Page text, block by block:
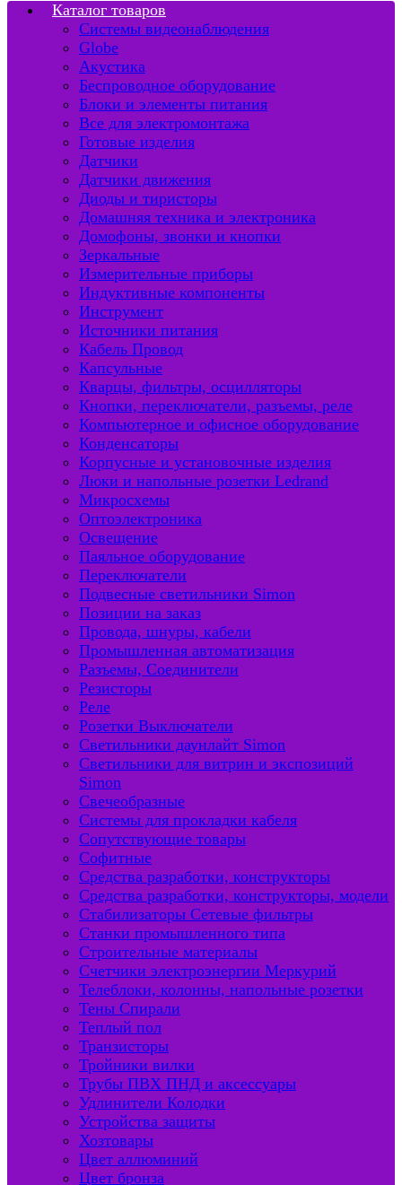
Каталог товаров
Системы видеонаблюдения
Globe
Акустика
Беспроводное оборудование
Блоки и элементы питания
Все для электромонтажа
Готовые изделия
Датчики
Датчики движения
Диоды и тиристоры
Домашняя техника и электроника
Домофоны, звонки и кнопки
Зеркальные
Измерительные приборы
Индуктивные компоненты
Инструмент
Источники питания
Кабель Провод
Капсульные
Кварцы, фильтры, осцилляторы
Кнопки, переключатели, разъемы, реле
Компьютерное и офисное оборудование
Конденсаторы
Корпусные и установочные изделия
Люки и напольные розетки Ledrand
Микросхемы
Оптоэлектроника
Освещение
Паяльное оборудование
Переключатели
Подвесные светильники Simon
Позиции на заказ
Провода, шнуры, кабели
Промышленная автоматизация
Разъемы, Соединители
Резисторы
Реле
Розетки Выключатели
Светильники даунлайт Simon
Светильники для витрин и экспозиций
Simon
Свечеобразные
Системы для прокладки кабеля
Сопутствующие товары
Софитные
Средства разработки, конструкторы
Средства разработки, конструкторы, модели
Стабилизаторы Сетевые фильтры
Станки промышленного типа
Строительные материалы
Счетчики электроэнергии Меркурий
Телеблоки, колонны, напольные розетки
Тены Спирали
Теплый пол
Транзисторы
Тройники вилки
Трубы ПВХ ПНД и аксессуары
Удлинители Колодки
Устройства защиты
Хозтовары
Цвет аллюминий
Цвет бронза